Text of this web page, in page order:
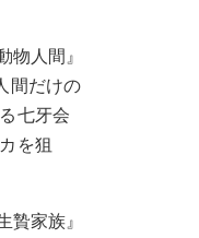
物人間』
間だけの
七牙会
を狙
贄家族』